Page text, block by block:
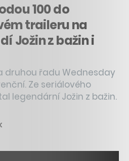
100 do
traileru na
Jožin z bažin i
druhou řadu Wednesday
Ze seriálového
legendární Jožin z bažin.